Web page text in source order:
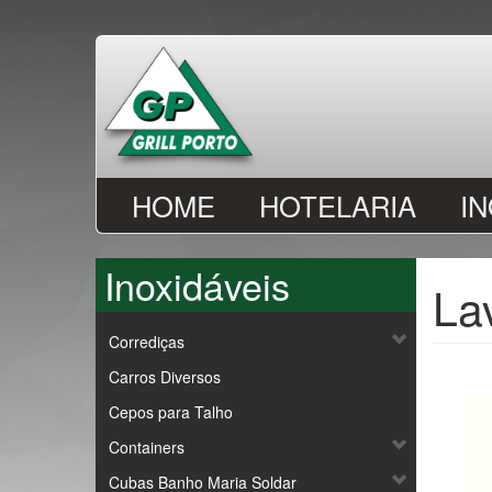
HOME HOTELARIA
Inoxidáveis
Corrediças
Carros Diversos
Cepos para Talho
Containers
Cubas Banho Maria Soldar